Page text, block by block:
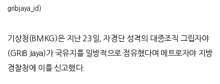
gribjaya_id)
기상청(BMKG)은 지난23일 ,자경단 성격의 대중조직 그립자야
(GRIB Jaya)가 국유지를 일방적으로 점유했다며 메트로자야 지방
경찰청에 이를 신고했다.